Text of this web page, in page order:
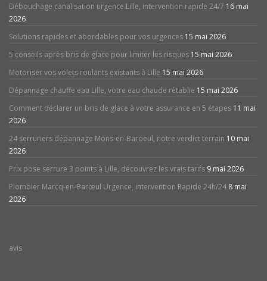
Débouchage canalisation urgence Lille, intervention rapide 24/7 16 mai
2026
Solutions rapides et abordables pour vos urgences 15 mai 2026
5 conseils après bris de glace pour limiter les risques 15 mai 2026
Motoriser vos volets roulants existants à Lille 15 mai 2026
Dépannage chauffe eau Lille, votre eau chaude rétablie 15 mai 2026
Comment déclarer un bris de glace à votre assurance en 5 étapes 11 mai
2026
24 serruriers dépannage Mons-en-Baroeul, notre verdict terrain 10 mai
2026
Prix pose serrure 3 points à Lille, découvrez les vrais tarifs 9 mai 2026
Plombier Marcq-en-Barœul Urgence, intervention Rapide 24h/24 8 mai
2026
avis